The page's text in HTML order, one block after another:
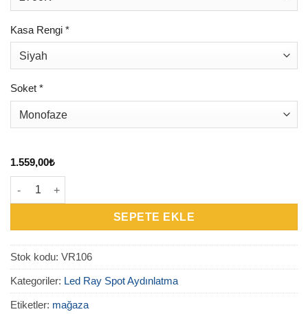
Kasa Rengi *
Soket *
1.559,00₺
VR106 - LED Ray Spot Aydınlatma 30W-40W adet
SEPETE EKLE
Stok kodu: VR106
Kategoriler: Led Ray Spot Aydınlatma
Etiketler: mağaza